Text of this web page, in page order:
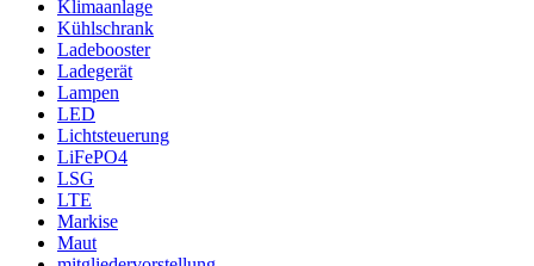
Klimaanlage
Kühlschrank
Ladebooster
Ladegerät
Lampen
LED
Lichtsteuerung
LiFePO4
LSG
LTE
Markise
Maut